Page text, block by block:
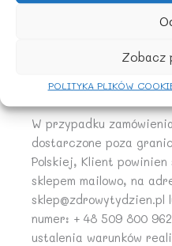
Zobacz
POLITYKA PLIKÓW
Dostawa zamówionych
terytorium
granicą.
W przypadku
dostarczone poza
Polskiej, Klient
sklepem mailowo, na
numer: + 48 509 800
ustalenia warunków